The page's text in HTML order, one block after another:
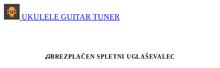
UKULELE GUITAR TUNER
BREZPLAČEN SPLETNI UGLAŠEVALEC